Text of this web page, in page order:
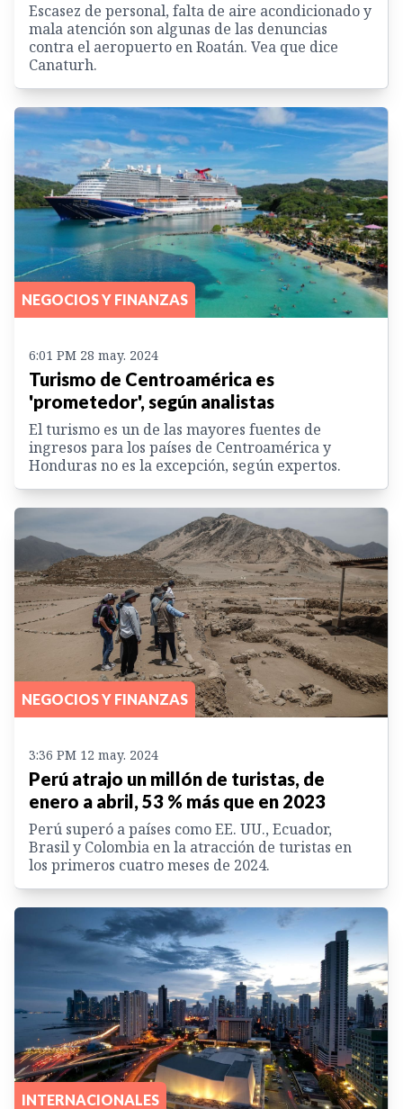
Escasez de personal, falta de aire acondicionado y
mala atención son algunas de las denuncias
contra el aeropuerto en Roatán. Vea que dice
Canaturh.
NEGOCIOS Y FINANZAS
6:01 PM 28 may. 2024
Turismo de Centroamérica es
'prometedor', según analistas
El turismo es un de las mayores fuentes de
ingresos para los países de Centroamérica y
Honduras no es la excepción, según expertos.
NEGOCIOS Y FINANZAS
3:36 PM 12 may. 2024
Perú atrajo un millón de turistas, de
enero a abril, 53 % más que en 2023
Perú superó a países como EE. UU., Ecuador,
Brasil y Colombia en la atracción de turistas en
los primeros cuatro meses de 2024.
INTERNACIONALES